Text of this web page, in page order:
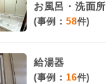
お風呂・洗面所
(事例： 58件)
給湯器
(事例： 16件)